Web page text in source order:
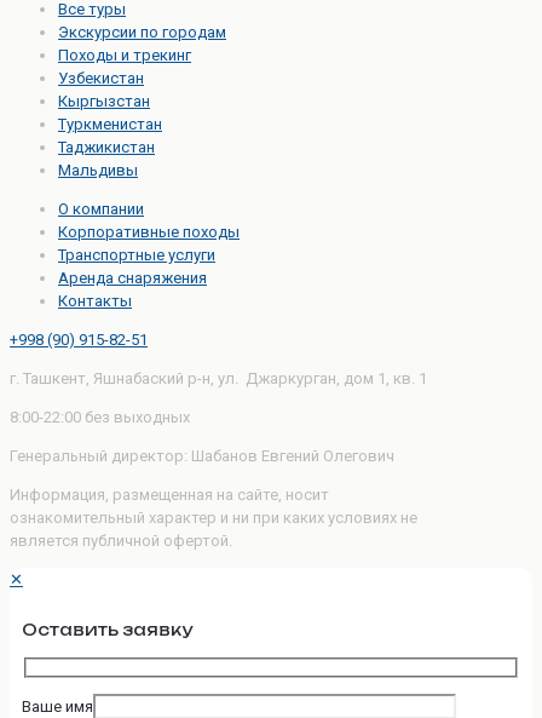
Все туры
Экскурсии по городам
Походы и трекинг
Узбекистан
Кыргызстан
Туркменистан
Таджикистан
Мальдивы
О компании
Корпоративные походы
Транспортные услуги
Аренда снаряжения
Контакты
+998 (90) 915-82-51
г. Ташкент, Яшнабаский р-н, ул. Джаркурган, дом 1, кв. 1
8:00-22:00 без выходных
Генеральный директор: Шабанов Евгений Олегович
Информация, размещенная на сайте, носит
ознакомительный характер и ни при каких условиях не
является публичной офертой.
✕
Оставить заявку
Ваше имя